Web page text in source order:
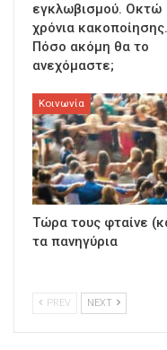
εγκλωβισμού. Οκτώ
χρόνια κακοποίησης.
Πόσο ακόμη θα το
ανεχόμαστε;
Κοινωνία
Τώρα τους φταίνε
τα πανηγύρια
PREV NEXT